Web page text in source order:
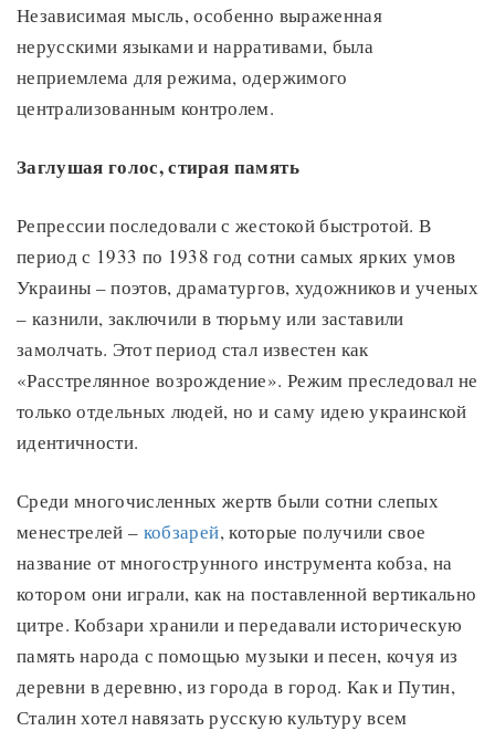
Независимая мысль, особенно выраженная
нерусскими языками и нарративами, была
неприемлема для режима, одержимого
централизованным контролем.
Заглушая голос, стирая память
Репрессии последовали с жестокой быстротой. В
период с 1933 по 1938 год сотни самых ярких умов
Украины – поэтов, драматургов, художников и ученых
– казнили, заключили в тюрьму или заставили
замолчать. Этот период стал известен как
«Расстрелянное возрождение». Режим преследовал не
только отдельных людей, но и саму идею украинской
идентичности.
Среди многочисленных жертв были сотни слепых
менестрелей – кобзарей, которые получили свое
название от многострунного инструмента кобза, на
котором они играли, как на поставленной вертикально
цитре. Кобзари хранили и передавали историческую
память народа с помощью музыки и песен, кочуя из
деревни в деревню, из города в город. Как и Путин,
Сталин хотел навязать русскую культуру всем